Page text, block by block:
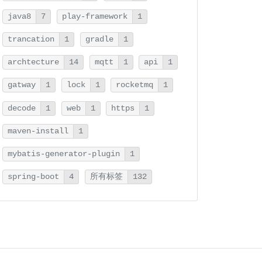
java8 7 play-framework 1
trancation 1 gradle 1
archtecture 14 mqtt 1 api 1
gatway 1 lock 1 rocketmq 1
decode 1 web 1 https 1
maven-install 1
mybatis-generator-plugin 1
spring-boot 4 所有标签 132